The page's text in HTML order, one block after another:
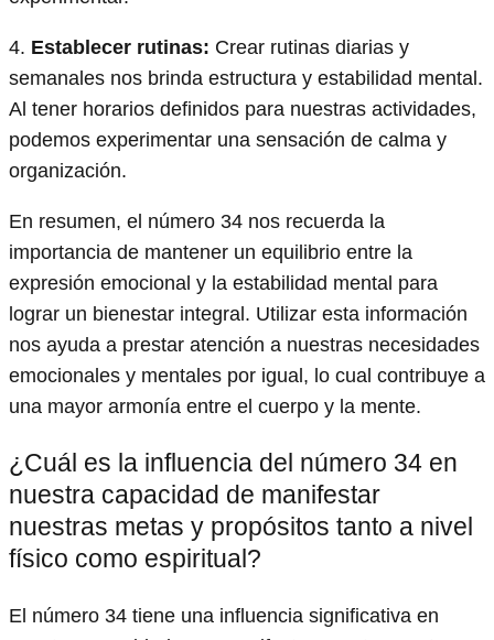
4. Establecer rutinas: Crear rutinas diarias y
semanales nos brinda estructura y estabilidad mental.
Al tener horarios definidos para nuestras actividades,
podemos experimentar una sensación de calma y
organización.
En resumen, el número 34 nos recuerda la
importancia de mantener un equilibrio entre la
expresión emocional y la estabilidad mental para
lograr un bienestar integral. Utilizar esta información
nos ayuda a prestar atención a nuestras necesidades
emocionales y mentales por igual, lo cual contribuye a
una mayor armonía entre el cuerpo y la mente.
¿Cuál es la influencia del número 34 en
nuestra capacidad de manifestar
nuestras metas y propósitos tanto a nivel
físico como espiritual?
El número 34 tiene una influencia significativa en